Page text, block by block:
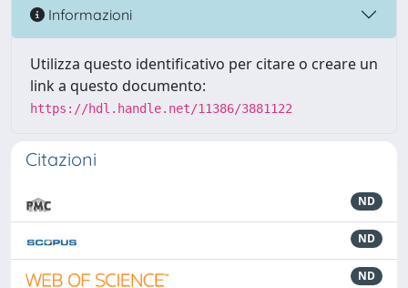
Informazioni
Utilizza questo identificativo per citare o creare un
link a questo documento:
https://hdl.handle.net/11386/3881122
Citazioni
ND
ND
ND